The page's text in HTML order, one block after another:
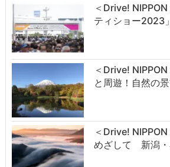
＜Drive!
ティショー2023
＜Drive!
と周遊！自然の
＜Drive!
めざして 新潟